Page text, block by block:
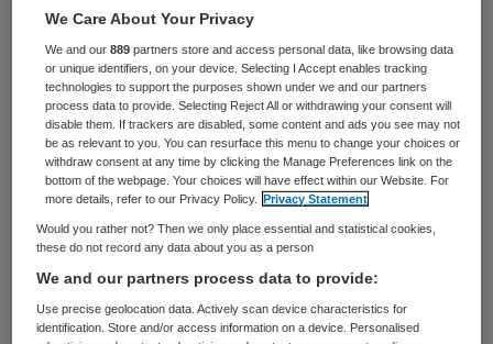
800 medewerkers uit de zorg en de
kinderopvang zijn mogelijk in verkeerde
handen gevallen. De oorzaak is een datalek
bij bemiddelingsplatform Tadaah, zo meldt
RTL Nieuws.
Tadaahis een bureau dat zzp’ers koppelt
aan opdrachtgevers uit de zorg en de
kinderopvang. Bij inschrijving moeten de
zelfstandigen een kopie van hun
We Care About Your Privacy
We and our889 partners store and access personal data, like browsing data
or unique identifiers, on your device. Selecting I Accept enables tracking
technologies to support the purposes shown under we and our partners
process data to provide. Selecting Reject All or withdrawing your consent will
disable them. If trackers are disabled, some content and ads you see may not
be as relevant to you. You can resurface this menu to change your choices or
withdraw consent at any time by clicking the Manage Preferences link on the
bottom of the webpage. Your choices will have effect within our Website. For
more details, refer to our Privacy Policy.
Privacy Statement
Would you rather not? Then we only place essential and statistical cookies,
these do not record any data about you as a person
We and our partners process data to provide:
Use precise geolocation data. Actively scan device characteristics for
identification. Store and/or access information on a device. Personalised